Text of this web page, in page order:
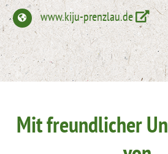
www.kiju-prenzlau.de
Mit freundlicher